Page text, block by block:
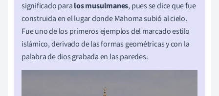
significado paralos musulmanes, pues se dice que fue
construida en el lugar donde Mahoma subió al cielo.
Fue uno de los primeros ejemplos del marcado estilo
islámico, derivado de las formas geométricas y con la
palabra de dios grabada en las paredes.